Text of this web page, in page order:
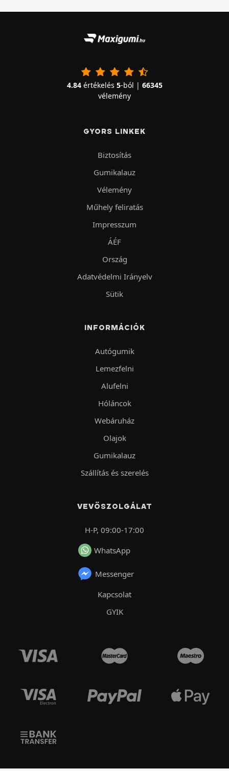
4.84értékelés 5-ból | 66345
vélemény
GYORS LINKEK
Biztosítás
Gumikalauz
Vélemény
Műhely feliratás
Impresszum
ÁÉF
Ország
Adatvédelmi Irányelv
Sütik
INFORMÁCIÓK
Autógumik
Lemezfelni
Alufelni
Hóláncok
Webáruház
Olajok
Gumikalauz
Szállítás és szerelés
VEVŐSZOLGÁLAT
H-P, 09:00-17:00
WhatsApp
Messenger
Kapcsolat
GYIK